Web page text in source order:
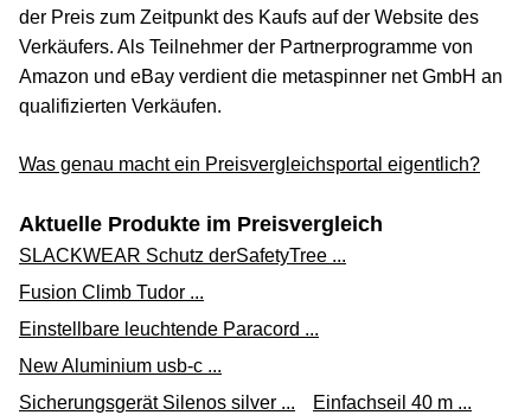
der Preis zum Zeitpunkt des Kaufs auf der Website des
Verkäufers. Als Teilnehmer der Partnerprogramme von
Amazon und eBay verdient die metaspinner net GmbH an
qualifizierten Verkäufen.
Was genau macht ein Preisvergleichsportal eigentlich?
Aktuelle Produkte im Preisvergleich
SLACKWEAR Schutz derSafetyTree ...
Fusion Climb Tudor ...
Einstellbare leuchtende Paracord ...
New Aluminium usb-c ...
Sicherungsgerät Silenos silver ...
Einfachseil 40 m ...